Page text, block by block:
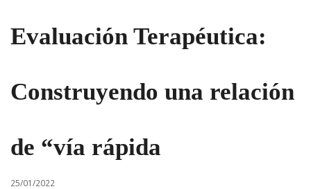
Evaluación Terapéutica:
Construyendo una relación
de “vía rápida
25/01/2022